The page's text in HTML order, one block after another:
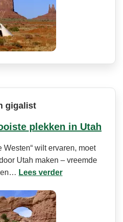
gigalist
plekken in Utah
Westen“ wilt ervaren, moet
Utah maken – vreemde
en… Lees verder